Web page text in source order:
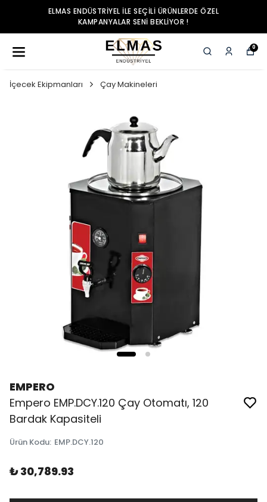
ELMAS ENDÜSTRIYEL ILE SEÇILI ÜRÜNLERDE ÖZEL
KAMPANYALAR SENI BEKLIYOR !
0
İçecek Ekipmanları Çay Makineleri
EMPERO
Empero EMP.DCY.120 Çay Otomatı, 120
Bardak Kapasiteli
Ürün Kodu: EMP.DCY.120
₺ 30,789.93